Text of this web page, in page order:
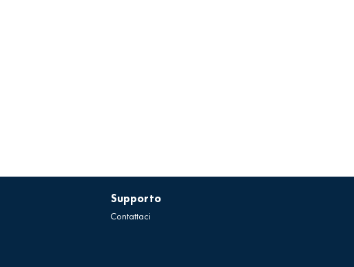
Supporto
Contattaci